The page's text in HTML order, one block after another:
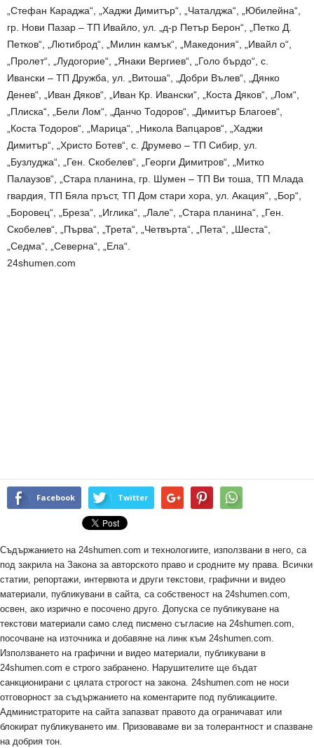
„Стефан Караджа“, „Хаджи Димитър“, „Чаталджа“, „Юбилейна“,
гр. Нови Пазар – ТП Ивайло, ул. „д-р Петър Берон“, „Петко Д.
Петков“, „Лютиброд“, „Милин камък“, „Македония“, „Ивайл о“,
„Пролет“, „Лудогорие“, „Янаки Вергиев“, „Голо бърдо“, с.
Ивански – ТП Дружба, ул. „Витоша“, „Добри Вълев“, „Дянко
Денев“, „Иван Дяков“, „Иван Кр. Ивански“, „Коста Дяков“, „Лом“,
„Плиска“, „Бели Лом“, „Данчо Тодоров“, „Димитър Благоев“,
„Коста Тодоров“, „Марица“, „Никола Вапцаров“, „Хаджи
Димитър“, „Христо Ботев“, с. Друмево – ТП Сибир, ул.
„Бузлуджа“, „Ген. Скобелев“, „Георги Димитров“, „Митко
Палаузов“, „Стара планина, гр. Шумен – ТП Ви тоша, ТП Млада
гвардия, ТП Бяла пръст, ТП Дом стари хора, ул. Акация“, „Бор“,
„Боровец“, „Бреза“, „Иглика“, „Лале“, „Стара планина“, „Ген.
Скобелев“, „Първа“, „Трета“, „Четвърта“, „Пета“, „Шеста“,
„Седма“, „Северна“, „Ела“.
24shumen.com
Facebook Twitter
Съдържанието на 24shumen.com и технологиите, използвани в него, са
под закрила на Закона за авторското право и сродните му права. Всички
статии, репортажи, интервюта и други текстови, графични и видео
материали, публикувани в сайта, са собственост на 24shumen.com,
освен, ако изрично е посочено друго. Допуска се публикуване на
текстови материали само след писмено съгласие на 24shumen.com,
посочване на източника и добавяне на линк към 24shumen.com.
Използването на графични и видео материали, публикувани в
24shumen.com е строго забранено. Нарушителите ще бъдат
санкционирани с цялата строгост на закона. 24shumen.com не носи
отговорност за съдържанието на коментарите под публикациите.
Администраторите на сайта запазват правото да ограничават или
блокират публикуването им. Призоваваме ви за толерантност и спазване
на добрия тон.